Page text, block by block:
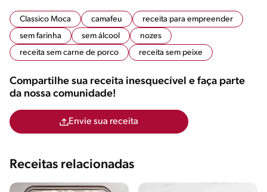
Classico Moca camafeu
receita para empreender
sem farinha
sem álcool
nozes
receita sem carne de porco
receita sem peixe
Compartilhe sua receita inesquecível e faça parte
da nossa comunidade!
Envie sua receita
Receitas relacionadas